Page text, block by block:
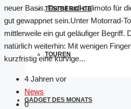
TESTBERICHTE
TOUREN
GADGET DES MONATS
neuer Basis. Damit soll calimoto für
gut gewappnet sein.Unter Motorrad-
mittlerweile ein gut geläufiger Begriff.
natürlich weiterhin: Mit wenigen
kurzfristig eine kurvige...
4 Jahren vor
News
0